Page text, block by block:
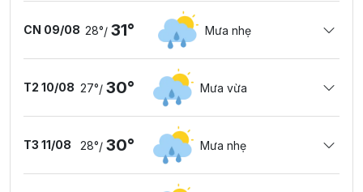
CN 09/08 28°/ 31° Mưa nhẹ
T2 10/08 27°/ 30° Mưa vừa
T3 11/08 28°/ 30° Mưa nhẹ